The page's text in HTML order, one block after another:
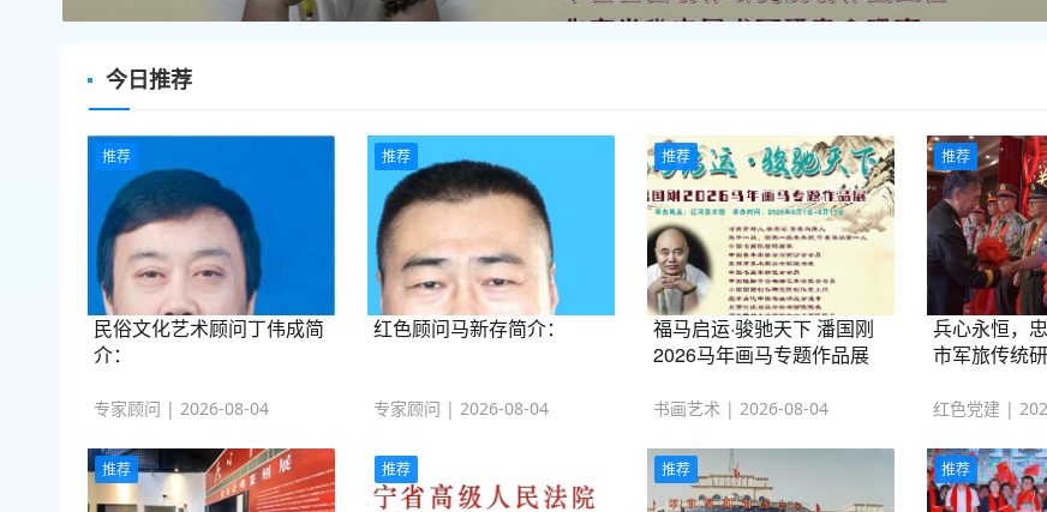
今日推荐
推荐
民俗文化艺术顾问丁伟成简
介：
专家顾问 | 2026-08-04
推荐
红色顾问马新存简介：
专家顾问 | 2026-08-04
推荐
福马启运·骏驰天下 潘国刚
2026马年画马专题作品展
书画艺术 | 2026-08-04
推荐
兵心永恒，
市军旅传统
红色党建 |
推荐 推荐 推荐 推荐